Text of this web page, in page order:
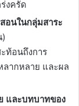
งครัด
อนในกลุ่มสาระ
ท้อนถึงการ
ลากหลาย และผล
และบทบาทของ